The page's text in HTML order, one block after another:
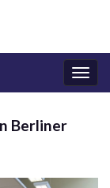
Berliner